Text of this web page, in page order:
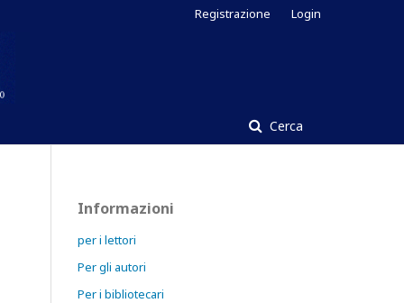
Cerca
Registrazione Login
Informazioni
per i lettori
Per gli autori
Per i bibliotecari